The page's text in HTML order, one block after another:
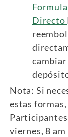
Directo
Nota: Si
estas
Participantes
viernes, 8 am